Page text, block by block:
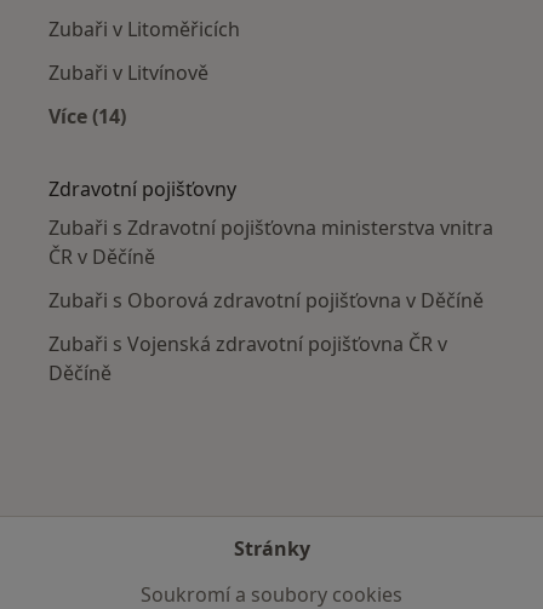
Zubaři v Litoměřicích
Zubaři v Litvínově
Více (14)
Zdravotní pojišťovny
Zubaři s Zdravotní pojišťovna ministerstva vnitra
ČR v Děčíně
Zubaři s Oborová zdravotní pojišťovna v Děčíně
Zubaři s Vojenská zdravotní pojišťovna ČR v
Děčíně
Stránky
Soukromí a soubory cookies